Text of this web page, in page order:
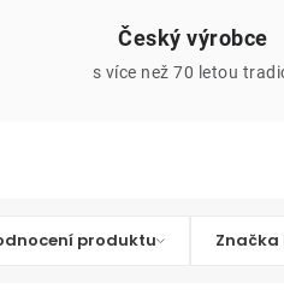
Český výrobce
s více než 70 letou
produktu Značka